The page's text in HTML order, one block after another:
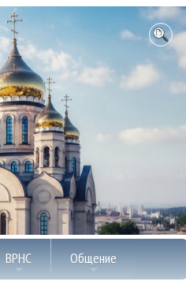
ВРНС Общение